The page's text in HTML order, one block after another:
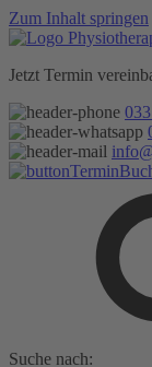
Zum Inhalt springen
Jetzt Termin
Suche nach: